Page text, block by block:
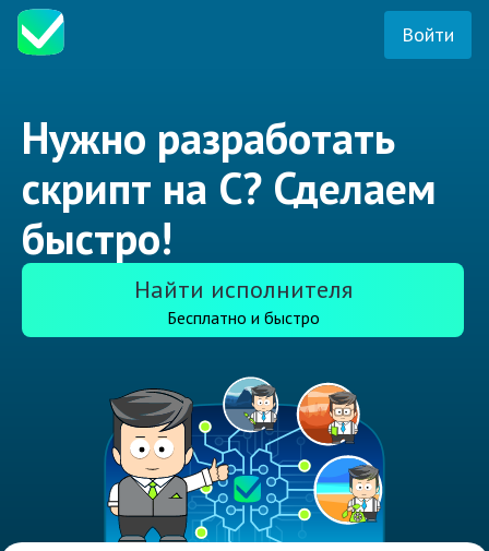
Войти
Нужно разработать
скрипт на C? Сделаем
быстро!
Найти исполнителя
Бесплатно и быстро